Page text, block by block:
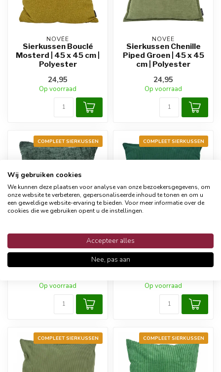
NOVÉE
Sierkussen Bouclé
Mosterd | 45 x 45 cm |
Polyester
24,95
Op voorraad
NOVÉE
Sierkussen Chenille
Piped Groen | 45 x 45
cm | Polyester
24,95
Op voorraad
COMPLEET SIERKUSSEN
NOVÉE
Sierkussen Chenille
Stripe Groen | 45 x 45
Op voorraad
COMPLEET SIERKUSSEN
GEK OP KUSSENS!
Sierkussen Coco Groen
| 45 x 45 cm |
Corduroy/Polyester
Op voorraad
COMPLEET SIERKUSSEN COMPLEET SIERKUSSEN
Wij gebruiken cookies
We kunnen deze plaatsen voor analyse van onze bezoekersgegevens, om
onze website te verbeteren, gepersonaliseerde inhoud te tonen en om u
een geweldige website-ervaring te bieden. Voor meer informatie over de
cookies die we gebruiken opent u de instellingen.
Accepteer alles
Nee, pas aan